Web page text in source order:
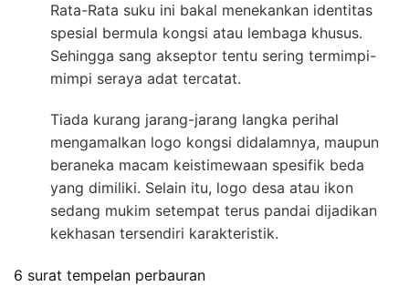
Rata-Rata suku ini bakal menekankan identitas
spesial bermula kongsi atau lembaga khusus.
Sehingga sang akseptor tentu sering termimpi-
mimpi seraya adat tercatat.
Tiada kurang jarang-jarang langka perihal
mengamalkan logo kongsi didalamnya, maupun
beraneka macam keistimewaan spesifik beda
yang dimiliki. Selain itu, logo desa atau ikon
sedang mukim setempat terus pandai dijadikan
kekhasan tersendiri karakteristik.
6 surat tempelan perbauran